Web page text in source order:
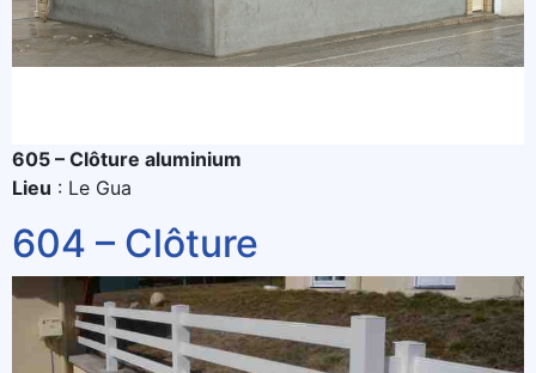
605 – Clôture aluminium
Lieu : Le Gua
604 – Clôture